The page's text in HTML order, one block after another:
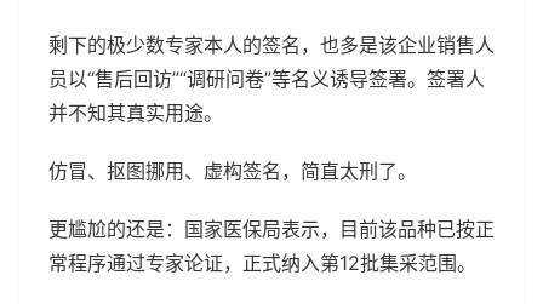
剩下的极少数专家本人的签名，也多是该企业销售人
员以“售后回访”“调研问卷”等名义诱导签署。签署人
并不知其真实用途。
仿冒、抠图挪用、虚构签名，简直太刑了。
更尴尬的还是：国家医保局表示，目前该品种已按正
常程序通过专家论证，正式纳入第12批集采范围。